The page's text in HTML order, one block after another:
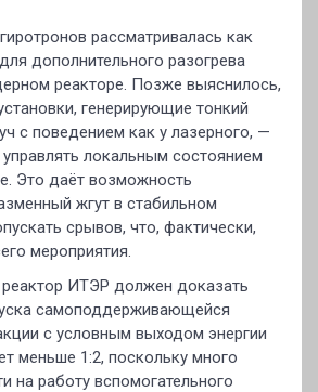
рассматривалась как
дополнительного разогрева
реакторе. Позже выяснилось,
генерирующие тонкий
с поведением как у лазерного, —
локальным состоянием
Это даёт возможность
жгут в стабильном
срывов, что, фактически,
мероприятия.
ИТЭР должен доказать
самоподдерживающейся
с условным выходом энергии
меньше 1:2, поскольку много
на работу вспомогательного